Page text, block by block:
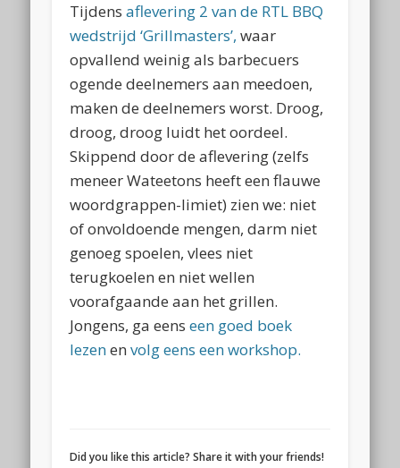
Tijdensaflevering 2 van de RTL BBQ
wedstrijd ‘Grillmasters’,waar
opvallend weinig als barbecuers
ogende deelnemers aan meedoen,
maken de deelnemers worst. Droog,
droog, droog luidt het oordeel.
Skippend door de aflevering (zelfs
meneer Wateetons heeft een flauwe
woordgrappen-limiet) zien we: niet
of onvoldoende mengen, darm niet
genoeg spoelen, vlees niet
terugkoelen en niet wellen
voorafgaande aan het grillen.
Jongens, ga eenseen goed boek
lezenenvolg eens een workshop.
Did you like this article? Share it with your friends!